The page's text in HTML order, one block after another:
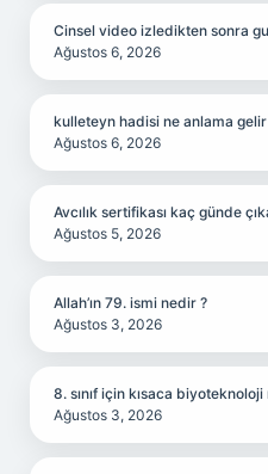
Cinsel video izledikten sonra
Ağustos 6, 2026
kulleteyn hadisi ne anlama gelir
Ağustos 6, 2026
Avcılık sertifikası kaç günde
Ağustos 5, 2026
Allah’ın 79. ismi nedir ?
Ağustos 3, 2026
8. sınıf için kısaca
Ağustos 3, 2026